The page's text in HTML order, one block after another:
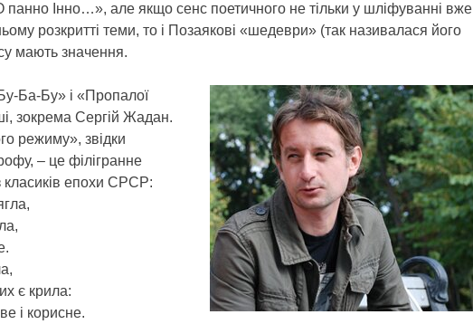
Інно…», але якщо сенс поетичного не тільки у шліфуванні вже
розкритті теми, то і Позаякові «шедеври» (так називалася його
мають значення.
Ба-Бу» і «Пропалої
зокрема Сергій Жадан.
режиму», звідки
– це філігранне
класиків епохи СРСР:
є крила:
і корисне.